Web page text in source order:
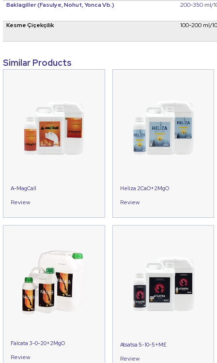
Baklagiller (Fasulye, Nohut, Yonca Vb.) 200-350 ml/
Kesme Çiçekçilik 100-200 ml/
Similar Products
A-MagCall
Review
Heliza 2CaO+2MgO
Review
Falcata 3-0-20+2MgO
Review
Atsatsa 5-10-5+ME
Review